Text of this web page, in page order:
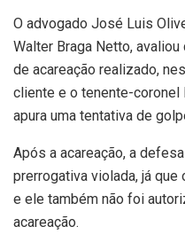
O advogado José Luis
Walter Braga Netto,
de acareação realizado,
cliente e o tenente-coronel
apura uma tentativa de
Após a acareação, a
prerrogativa violada, já
e ele também não foi
acareação.